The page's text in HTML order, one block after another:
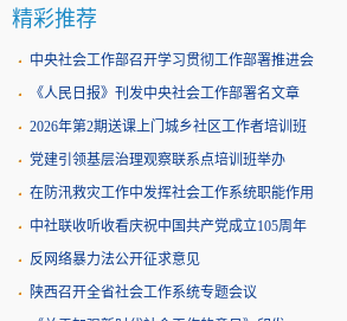
精彩推荐
中央社会工作部召开学习贯彻工作部署推进会
《人民日报》刊发中央社会工作部署名文章
2026年第2期送课上门城乡社区工作者培训班
党建引领基层治理观察联系点培训班举办
在防汛救灾工作中发挥社会工作系统职能作用
中社联收听收看庆祝中国共产党成立105周年
反网络暴力法公开征求意见
陕西召开全省社会工作系统专题会议